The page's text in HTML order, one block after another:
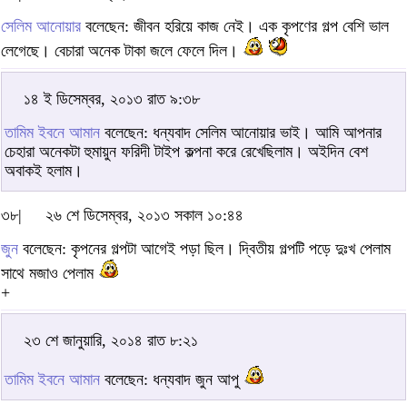
সেলিম আনোয়ার বলেছেন: জীবন হরিয়ে কাজ নেই। এক কৃপণের গল্প বেশি ভাল
লেগেছে। বেচারা অনেক টাকা জলে ফেলে দিল।
১৪ ই ডিসেম্বর, ২০১৩ রাত ৯:৩৮
তামিম ইবনে আমান বলেছেন: ধন্যবাদ সেলিম আনোয়ার ভাই। আমি আপনার
চেহারা অনেকটা হুমায়ুন ফরিদী টাইপ কল্পনা করে রেখেছিলাম। অইদিন বেশ
অবাকই হলাম।
৩৮|
২৬ শে ডিসেম্বর, ২০১৩ সকাল ১০:৪৪
জুন বলেছেন: কৃপনের গল্পটা আগেই পড়া ছিল। দ্বিতীয় গল্পটি পড়ে দুঃখ পেলাম
সাথে মজাও পেলাম
+
২৩ শে জানুয়ারি, ২০১৪ রাত ৮:২১
তামিম ইবনে আমান বলেছেন: ধন্যবাদ জুন আপু